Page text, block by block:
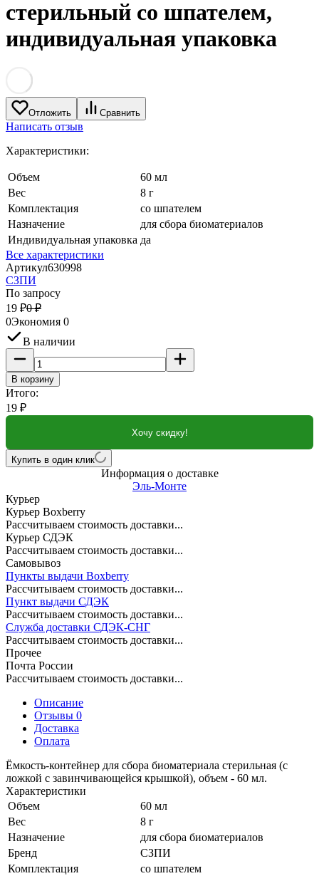
стерильный со шпателем,
индивидуальная упаковка
Отложить Сравнить
Написать отзыв
Характеристики:
Объем
60 мл
Вес
8 г
Комплектация
со шпателем
Назначение
для сбора биоматериалов
Индивидуальная упаковка да
Все характеристики
Артикул630998
СЗПИ
По запросу
19 ₽0 ₽
0Экономия 0
В наличии
В корзину
Итого:
19 ₽
Хочу скидку!
Купить в один клик
Информация о доставке
Эль-Монте
Курьер
Курьер Boxberry
Рассчитываем стоимость доставки...
Курьер СДЭК
Рассчитываем стоимость доставки...
Самовывоз
Пункты выдачи Boxberry
Рассчитываем стоимость доставки...
Пункт выдачи СДЭК
Рассчитываем стоимость доставки...
Служба доставки СДЭК-СНГ
Рассчитываем стоимость доставки...
Прочее
Почта России
Рассчитываем стоимость доставки...
Описание
Отзывы 0
Доставка
Оплата
Ёмкость-контейнер для сбора биоматериала стерильная (с
ложкой с завинчивающейся крышкой), объем - 60 мл.
Характеристики
Объем
60 мл
Вес
8 г
Назначение
для сбора биоматериалов
Бренд
СЗПИ
Комплектация
со шпателем